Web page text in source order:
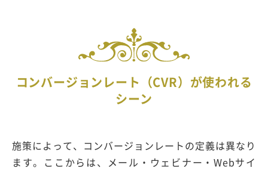
コンバージョンレート（CVR）が使われる
シーン
施策によって、コンバージョンレートの定義は異なり
ます。ここからは、メール・ウェビナー・Webサイ